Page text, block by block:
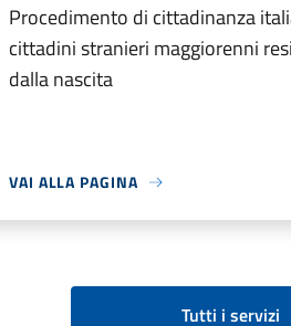
Procedimento di cittadinanza
cittadini stranieri maggiorenni
dalla nascita
VAI ALLA PAGINA
Tutti i servizi